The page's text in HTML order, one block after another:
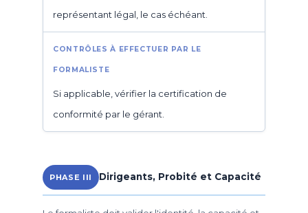
représentant légal, le cas échéant.
Si applicable, vérifier la certification de
conformité par le gérant.
PHASE III Dirigeants, Probité et Capacité